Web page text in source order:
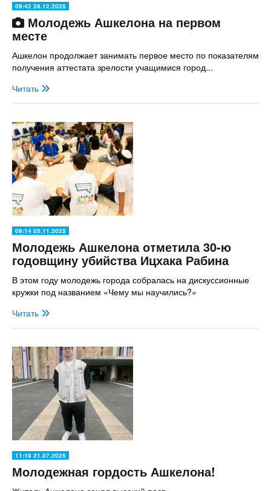
09:42 28.12.2025
Молодежь Ашкелона на первом
месте
Ашкелон продолжает занимать первое место по показателям
получения аттестата зрелости учащимися город...
Читать
09:14 05.11.2025
Молодежь Ашкелона отметила 30-ю
годовщину убийства Ицхака Рабина
В этом году молодежь города собралась на дискуссионные
кружки под названием «Чему мы научились?»
Читать
11:19 21.07.2025
Молодежная гордость Ашкелона!